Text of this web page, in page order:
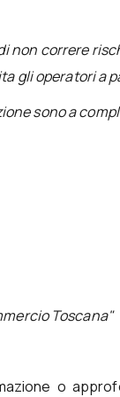
non correre
gli operatori a
sono a
Toscana"
o